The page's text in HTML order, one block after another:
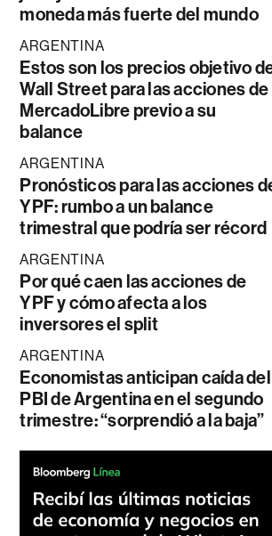
moneda más fuerte del mundo
ARGENTINA
Estos son los precios objetivo
Wall Street para las acciones de
MercadoLibre previo a su
balance
ARGENTINA
Pronósticos para las acciones
YPF: rumbo a un balance
trimestral que podría ser récord
ARGENTINA
Por qué caen las acciones de
YPF y cómo afecta a los
inversores el split
ARGENTINA
Economistas anticipan caída del
PBI de Argentina en el segundo
trimestre: “sorprendió a la baja”